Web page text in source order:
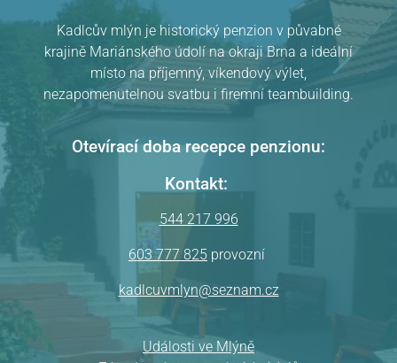
Pension Kadlcův mlýn v Brně hodnocení
Kadlcův mlýn je historický penzion v půvabné
krajině Mariánského údolí na okraji Brna a ideální
místo na příjemný, víkendový výlet,
nezapomenutelnou svatbu i firemní teambuilding.
Otevírací doba recepce penzionu:
Kontakt:
544 217 996
603 777 825 provozní
kadlcuvmlyn@seznam.cz
Události ve Mlýně